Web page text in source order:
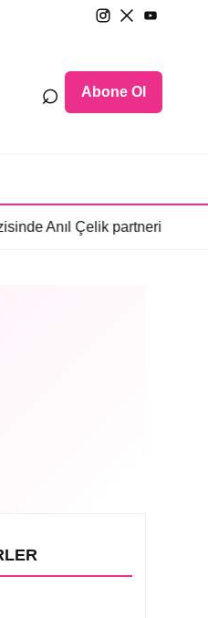
⌕ Abone Ol
Çelik partneri oldu•Sosyetede